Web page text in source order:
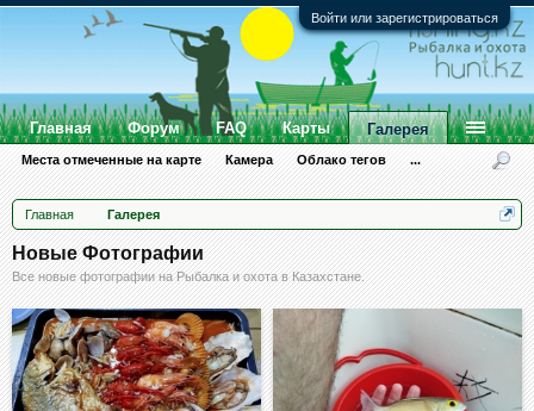
Войти или зарегистрироваться
Главная Галерея
Новые Фотографии
Все новые фотографии на Рыбалка и охота в Казахстане.
Главная Форум FAQ Карты Галерея
Места отмеченные на карте Камера Облако тегов ...